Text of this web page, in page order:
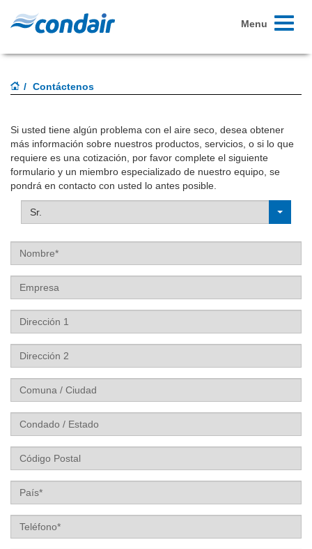
Toggle
Menu
Contáctenos
Si usted tiene algún problema con el aire seco, desea obtener
más información sobre nuestros productos, servicios, o si lo que
requiere es una cotización, por favor complete el siguiente
formulario y un miembro especializado de nuestro equipo, se
pondrá en contacto con usted lo antes posible.
Sr.
Nombre
Empresa
Dirección
Dirección
Comuna
Ciudad
Condado
Estado
Código
País
Teléfono